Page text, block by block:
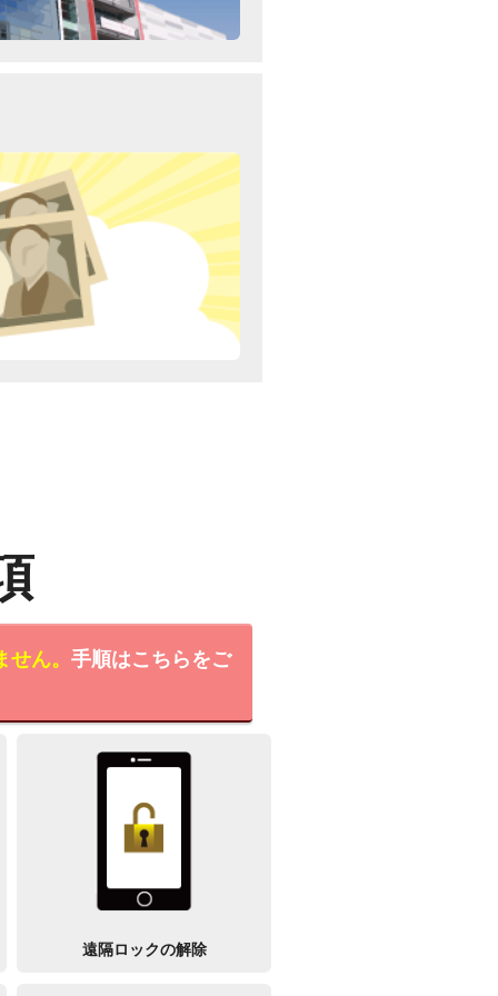
ん。 手順はこちらをご
遠隔ロックの解除